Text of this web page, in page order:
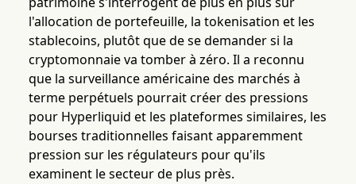
l'allocation de portefeuille, la tokenisation et les
stablecoins, plutôt que de se demander si la
cryptomonnaie va tomber à zéro. Il a reconnu
que la surveillance américaine des marchés à
terme perpétuels pourrait créer des pressions
pour Hyperliquid et les plateformes similaires, les
bourses traditionnelles faisant apparemment
pression sur les régulateurs pour qu'ils
examinent le secteur de plus près.